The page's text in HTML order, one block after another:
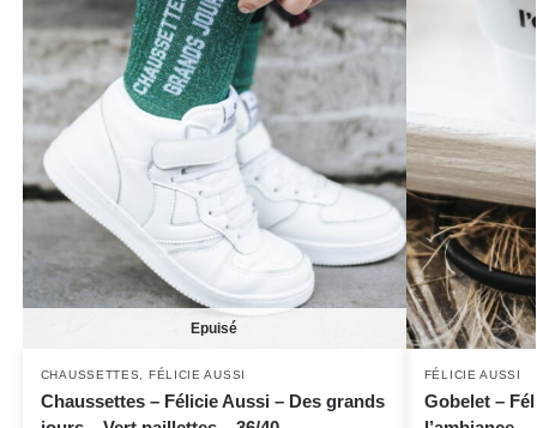
Epuisé
CHAUSSETTES FÉLICIE AUSSI
Chaussettes – Félicie Aussi – Des grands
FÉLICIE AUSSI
Gobelet –